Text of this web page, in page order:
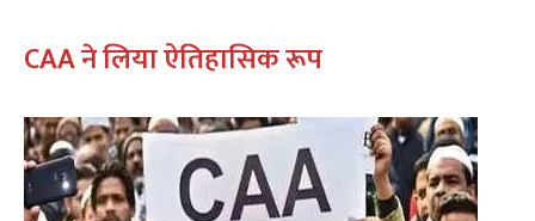
CAA ने लिया ऐतिहासिक रूप